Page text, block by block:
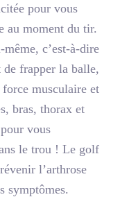
pour vous
au moment du tir.
c’est-à-dire
de frapper la balle,
musculaire et
bras, thorax et
vous
le trou ! Le golf
l’arthrose
symptômes.